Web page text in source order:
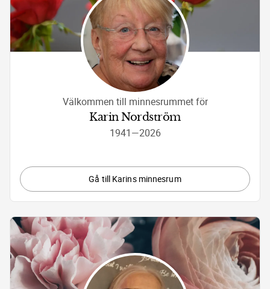
Välkommen till minnesrummet för
Karin Nordström
1941—2026
Gå till Karins minnesrum